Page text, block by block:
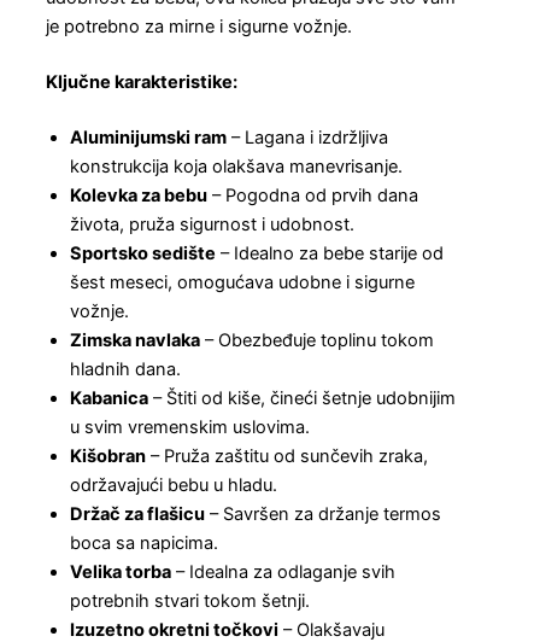
je potrebno za mirne i sigurne vožnje.
Ključne karakteristike:
Aluminijumski ram – Lagana i izdržljiva
konstrukcija koja olakšava manevrisanje.
Kolevka za bebu – Pogodna od prvih dana
života, pruža sigurnost i udobnost.
Sportsko sedište – Idealno za bebe starije od
šest meseci, omogućava udobne i sigurne
vožnje.
Zimska navlaka – Obezbeđuje toplinu tokom
hladnih dana.
Kabanica – Štiti od kiše, čineći šetnje udobnijim
u svim vremenskim uslovima.
Kišobran – Pruža zaštitu od sunčevih zraka,
održavajući bebu u hladu.
Držač za flašicu – Savršen za držanje termos
boca sa napicima.
Velika torba – Idealna za odlaganje svih
potrebnih stvari tokom šetnji.
Izuzetno okretni točkovi – Olakšavaju